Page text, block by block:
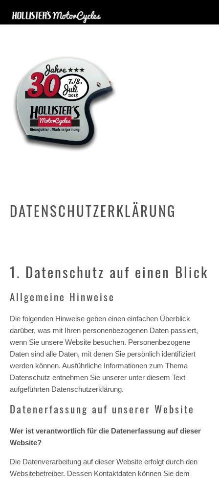
DATENSCHUTZERKLÄRUNG
1. Datenschutz auf einen Blick
Allgemeine Hinweise
Die folgenden Hinweise geben einen einfachen Überblick
darüber, was mit Ihren personenbezogenen Daten passiert,
wenn Sie unsere Website besuchen. Personenbezogene
Daten sind alle Daten, mit denen Sie persönlich identifiziert
werden können. Ausführliche Informationen zum Thema
Datenschutz entnehmen Sie unserer unter diesem Text
aufgeführten Datenschutzerklärung.
Datenerfassung auf unserer Website
Wer ist verantwortlich für die Datenerfassung auf dieser
Website?
Die Datenverarbeitung auf dieser Website erfolgt durch den
Websitebetreiber. Dessen Kontaktdaten können Sie dem